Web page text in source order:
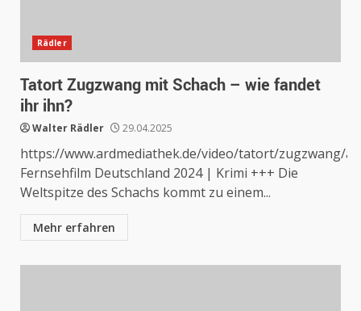
Rädler
Tatort Zugzwang mit Schach – wie fandet
ihr ihn?
Walter Rädler 29.04.2025
https://www.ardmediathek.de/video/tatort/zugzwang/ard/
Fernsehfilm Deutschland 2024 | Krimi +++ Die
Weltspitze des Schachs kommt zu einem...
Mehr erfahren